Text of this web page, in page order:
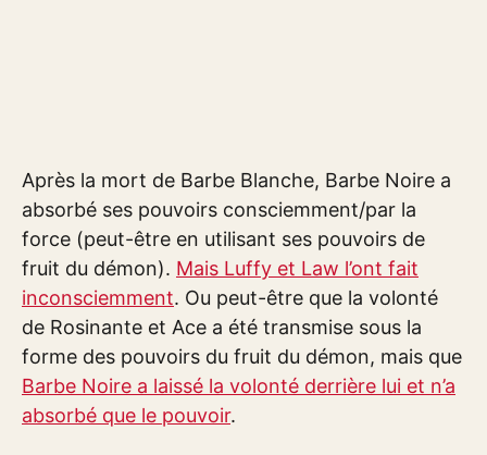
Après la mort de Barbe Blanche, Barbe Noire a
absorbé ses pouvoirs consciemment/par la
force (peut-être en utilisant ses pouvoirs de
fruit du démon). Mais Luffy et Law l’ont fait
inconsciemment. Ou peut-être que la volonté
de Rosinante et Ace a été transmise sous la
forme des pouvoirs du fruit du démon, mais que
Barbe Noire a laissé la volonté derrière lui et n’a
absorbé que le pouvoir.